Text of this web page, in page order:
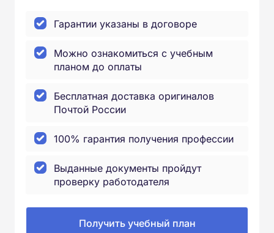
Гарантии указаны в договоре
Можно ознакомиться с учебным
планом до оплаты
Бесплатная доставка оригиналов
Почтой России
100% гарантия получения профессии
Выданные документы пройдут
проверку работодателя
Получить учебный план